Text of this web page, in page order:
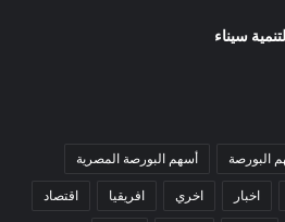
البورصة أسهم البورصة المصرية
اخبار اخري افريقيا اقتصاد